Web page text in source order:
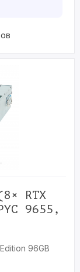
RTX
9655,
96GB